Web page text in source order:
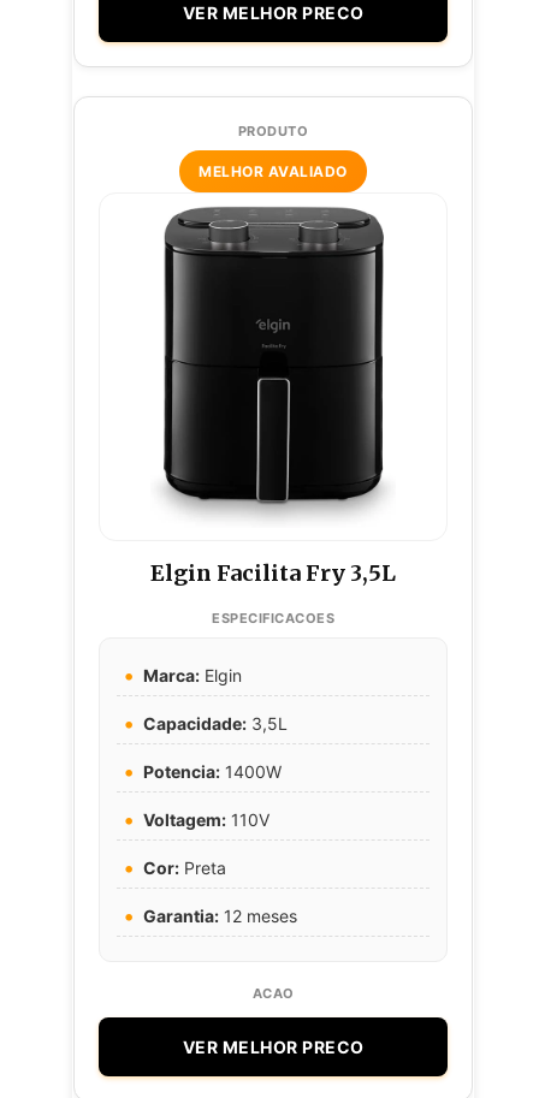
VER MELHOR PRECO
Elgin Facilita Fry 3,5L
MELHOR AVALIADO
Marca: Elgin
Capacidade: 3,5L
Potencia: 1400W
Voltagem: 110V
Cor: Preta
Garantia: 12 meses
VER MELHOR PRECO